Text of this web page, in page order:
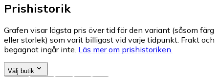
Prishistorik
Grafen visar lägsta pris över tid för den variant (såsom färg
eller storlek) som varit billigast vid varje tidpunkt. Frakt och
begagnat ingår inte. Läs mer om prishistoriken.
Välj butik